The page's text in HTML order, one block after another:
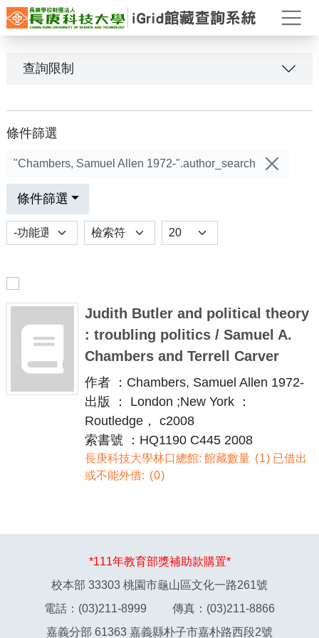
打
查詢限制
條件篩選
"Chambers, Samuel Allen 1972-".author_search
條件篩選
功能選項 排序 Results per page
Judith Butler and political theory
: troubling politics / Samuel A.
Chambers and Terrell Carver
作者 ：Chambers, Samuel Allen 1972-
出版 ： London ;New York ：
Routledge， c2008
索書號 ：HQ1190 C445 2008
長庚科技大學林口總館: 館藏數量 1 已借出
或不能外借:
0
*111年教育部獎補助款購置*
校本部 33303 桃園市龜山區文化一路261號
電話：(03)211-8999 傳真：(03)211-8866
嘉義分部 61363 嘉義縣朴子市嘉朴路西段2號